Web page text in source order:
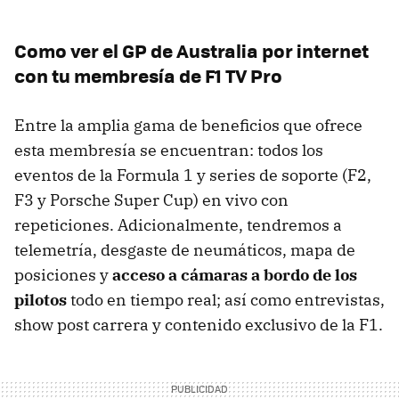
Como ver el GP de Australia por internet
con tu membresía de F1 TV Pro
Entre la amplia gama de beneficios que ofrece
esta membresía se encuentran: todos los
eventos de la Formula 1 y series de soporte (F2,
F3 y Porsche Super Cup) en vivo con
repeticiones. Adicionalmente, tendremos a
telemetría, desgaste de neumáticos, mapa de
posiciones yacceso a cámaras a bordo de los
pilotostodo en tiempo real; así como entrevistas,
show post carrera y contenido exclusivo de la F1.